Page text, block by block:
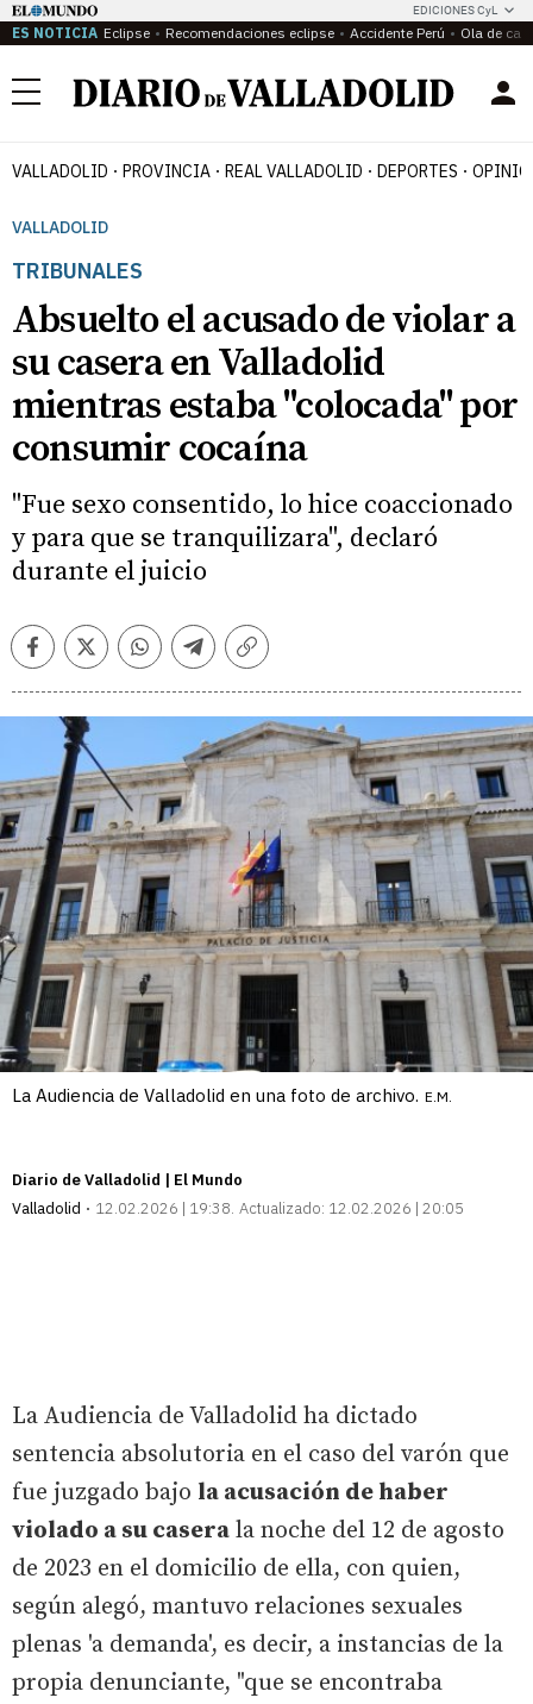
EDICIONES CyL
ES NOTICIA Eclipse Recomendaciones eclipse Accidente Perú Ola de
Menú
VALLADOLID PROVINCIA REAL VALLADOLID DEPORTES
VALLADOLID
TRIBUNALES
Absuelto el acusado de violar a
su casera en Valladolid
mientras estaba "colocada" por
consumir cocaína
"Fue sexo consentido, lo hice coaccionado
y para que se tranquilizara", declaró
durante el juicio
FacebookTwitterWhatsappTelegramCopiar
La Audiencia de Valladolid en una foto de archivo. E.M.
Diario de Valladolid | El Mundo
Valladolid
12.02.2026 | 19:38 Actualizado: 12.02.2026 | 20:05
La Audiencia de Valladolid ha dictado
sentencia absolutoria en el caso del varón que
fue juzgado bajo la acusación de haber
violado a su casera la noche del 12 de agosto
de 2023 en el domicilio de ella, con quien,
según alegó, mantuvo relaciones sexuales
plenas 'a demanda', es decir, a instancias de la
propia denunciante, "que se encontraba